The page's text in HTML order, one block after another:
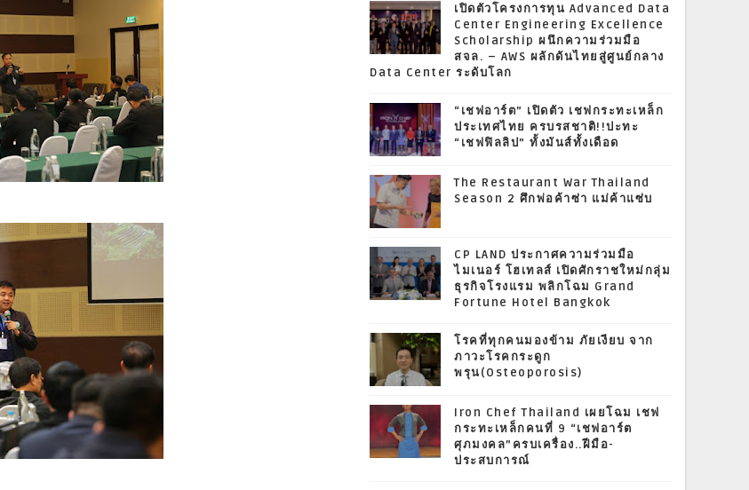
เปิดตัวโครงการทุน Advanced Data
Center Engineering Excellence
Scholarship ผนึกความร่วมมือ
สจล. – AWS ผลักดันไทยสู่ศูนย์กลาง
Data Center ระดับโลก
“เชฟอาร์ต” เปิดตัว เชฟกระทะเหล็ก
ประเทศไทย ครบรสชาติ!!ปะทะ
“เชฟฟิลลิป” ทั้งมันส์ทั้งเดือด
The Restaurant War Thailand
Season 2 ศึกพ่อค้าซ่า แม่ค้าแซ่บ
CP LAND ประกาศความร่วมมือ
ไมเนอร์ โฮเทลส์ เปิดศักราชใหม่กลุ่ม
ธุรกิจโรงแรม พลิกโฉม Grand
Fortune Hotel Bangkok
โรคที่ทุกคนมองข้าม ภัยเงียบ จาก
ภาวะโรคกระดูก
พรุน(Osteoporosis)
Iron Chef Thailand เผยโฉม เชฟ
กระทะเหล็กคนที่ 9 “เชฟอาร์ต
ศุภมงคล”ครบเครื่อง..ฝีมือ-
ประสบการณ์